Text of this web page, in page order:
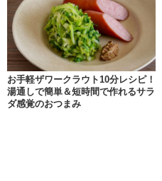
お手軽ザワークラウト10分レシピ！
湯通しで簡単＆短時間で作れるサラ
ダ感覚のおつまみ